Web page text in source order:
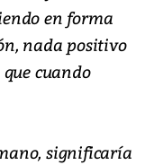
en forma
nada positivo
cuando
significaría